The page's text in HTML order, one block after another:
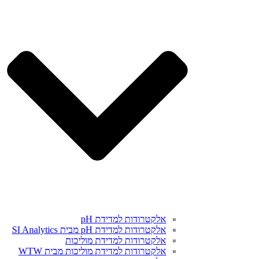
אלקטרודות למדידת pH
אלקטרודות למדידת pH מבית SI Analytics
אלקטרודות למדידת מוליכות
אלקטרודות למדידת מוליכות מבית WTW